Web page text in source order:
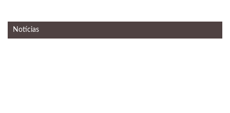
Notícias